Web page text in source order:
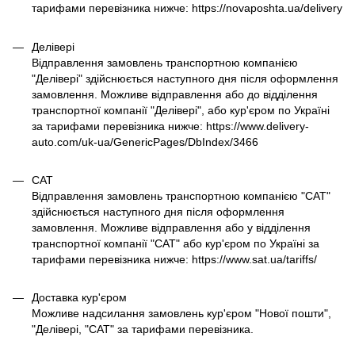
тарифами перевізника нижче: https://novaposhta.ua/delivery
Делівері
Відправлення замовлень транспортною компанією
"Делівері" здійснюється наступного дня після оформлення
замовлення. Можливе відправлення або до відділення
транспортної компанії "Делівері", або кур'єром по Україні
за тарифами перевізника нижче: https://www.delivery-
auto.com/uk-ua/GenericPages/DbIndex/3466
САТ
Відправлення замовлень транспортною компанією "САТ"
здійснюється наступного дня після оформлення
замовлення. Можливе відправлення або у відділення
транспортної компанії "САТ" або кур'єром по Україні за
тарифами перевізника нижче: https://www.sat.ua/tariffs/
Доставка кур'єром
Можливе надсилання замовлень кур'єром "Нової пошти",
"Делівері, "САТ" за тарифами перевізника.